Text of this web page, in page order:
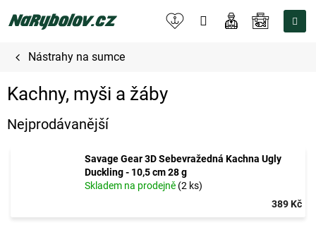
na
NÁKUPNÍ
Nástrahy na sumce
Kachny, myši a žáby
Nejprodávanější
Savage Gear 3D Sebevražedná Kachna Ugly
Duckling - 10,5 cm 28 g
Skladem na prodejně (2 ks)
389 Kč